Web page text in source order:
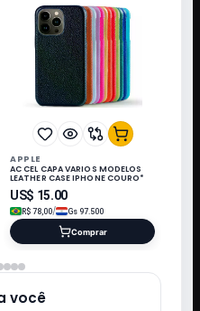
APPLE
AC CEL CAPA VARIOS MODELOS
LEATHER CASE IPHONE COURO*
US$ 15.00
R$78,00/ Gs97.500